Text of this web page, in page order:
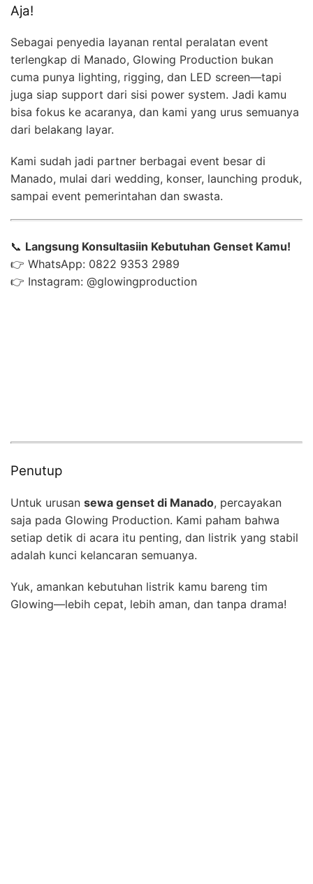
Aja!
Sebagai penyedia layanan rental peralatan event
terlengkap di Manado, Glowing Production bukan
cuma punya lighting, rigging, dan LED screen—tapi
juga siap support dari sisi power system. Jadi kamu
bisa fokus ke acaranya, dan kami yang urus semuanya
dari belakang layar.
Kami sudah jadi partner berbagai event besar di
Manado, mulai dari wedding, konser, launching produk,
sampai event pemerintahan dan swasta.
📞 Langsung Konsultasiin Kebutuhan Genset Kamu!
👉 WhatsApp: 0822 9353 2989
👉 Instagram: @glowingproduction
Penutup
Untuk urusan sewa genset di Manado, percayakan
saja pada Glowing Production. Kami paham bahwa
setiap detik di acara itu penting, dan listrik yang stabil
adalah kunci kelancaran semuanya.
Yuk, amankan kebutuhan listrik kamu bareng tim
Glowing—lebih cepat, lebih aman, dan tanpa drama!